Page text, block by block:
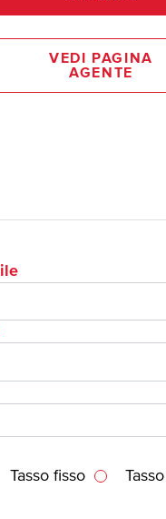
VEDI PAGINA
AGENTE
Tasso fisso